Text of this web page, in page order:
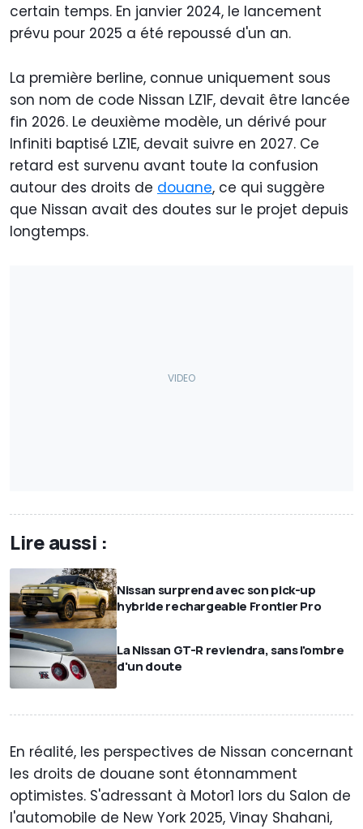
certain temps. En janvier 2024, le lancement
prévu pour 2025 a été repoussé d'un an.
La première berline, connue uniquement sous
son nom de code Nissan LZ1F, devait être lancée
fin 2026. Le deuxième modèle, un dérivé pour
Infiniti baptisé LZ1E, devait suivre en 2027. Ce
retard est survenu avant toute la confusion
autour des droits de douane, ce qui suggère
que Nissan avait des doutes sur le projet depuis
longtemps.
Lire aussi :
Nissan surprend avec son pick-up
hybride rechargeable Frontier Pro
La Nissan GT-R reviendra, sans l'ombre
d'un doute
En réalité, les perspectives de Nissan concernant
les droits de douane sont étonnamment
optimistes. S'adressant à Motor1 lors du Salon de
l'automobile de New York 2025, Vinay Shahani,